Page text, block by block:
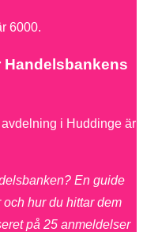
6000.
Handelsbankens
i Huddinge är
En guide
hur du hittar dem
på 25 anmeldelser